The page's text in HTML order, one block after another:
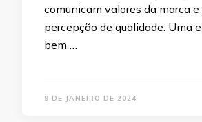
comunicam valores da marca
percepção de qualidade. Uma
bem …
9 DE JANEIRO DE 2024